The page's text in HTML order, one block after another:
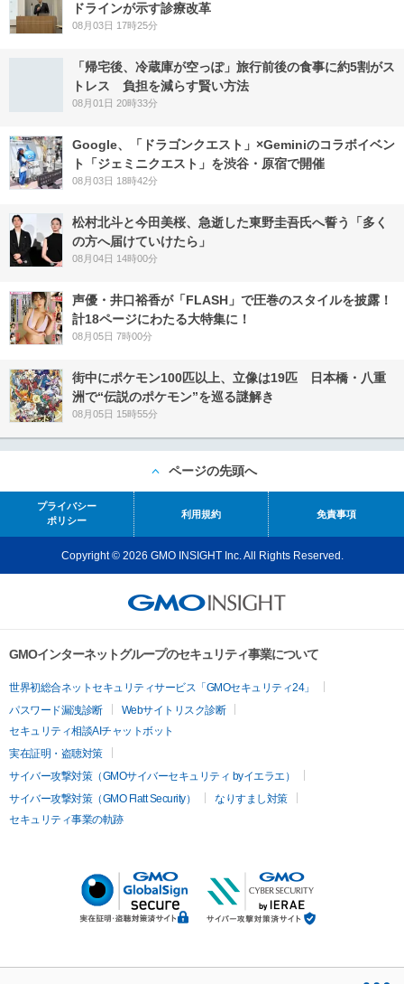
ドラインが示す診療改革
08月03日 17時25分
「帰宅後、冷蔵庫が空っぽ」旅行前後の食事に約5割がス
トレス 負担を減らす賢い方法
08月01日 20時33分
Google、「ドラゴンクエスト」×Geminiのコラボイベン
ト「ジェミニクエスト」を渋谷・原宿で開催
08月03日 18時42分
松村北斗と今田美桜、急逝した東野圭吾氏へ誓う「多く
の方へ届けていけたら」
08月04日 14時00分
声優・井口裕香が「FLASH」で圧巻のスタイルを披露！
計18ページにわたる大特集に！
08月05日 7時00分
街中にポケモン100匹以上、立像は19匹 日本橋・八重
洲で“伝説のポケモン”を巡る謎解き
08月05日 15時55分
ページの先頭へ
プライバシー
ポリシー
利用規約 免責事項
Copyright © 2026 GMO INSIGHT Inc. All Rights Reserved.
GMOインターネットグループのセキュリティ事業について
世界初総合ネットセキュリティサービス「GMOセキュリティ24」
パスワード漏洩診断
Webサイトリスク診断
セキュリティ相談AIチャットボット
実在証明・盗聴対策
サイバー攻撃対策（GMOサイバーセキュリティ byイエラエ）
サイバー攻撃対策（GMO Flatt Security）
なりすまし対策
セキュリティ事業の軌跡